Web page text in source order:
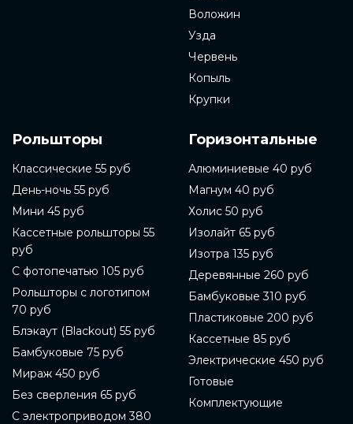
Воложин
Узда
Червень
Копыль
Крупки
Рольшторы
Классические 55 руб
День-ночь 55 руб
Мини 45 руб
Кассетные рольшторы 55
руб
С фотопечатью 105 руб
Рольшторы с логотипом
70 руб
Блэкаут (Blackout) 55 руб
Бамбуковые 75 руб
Мираж 450 руб
Без сверления 65 руб
С электроприводом 380
Горизонтальные
Алюминиевые 40 руб
Магнум 40 руб
Холис 50 руб
Изолайт 65 руб
Изотра 135 руб
Деревянные 260 руб
Бамбуковые 310 руб
Пластиковые 200 руб
Кассетные 85 руб
Электрические 450 руб
Готовые
Комплектующие